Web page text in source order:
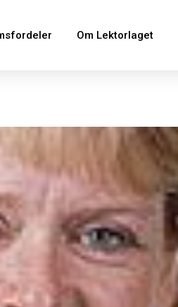
Om Lektorlaget